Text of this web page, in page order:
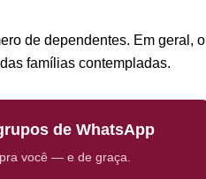
de dependentes. Em geral, o
famílias contempladas.
de WhatsApp
você — e de graça.